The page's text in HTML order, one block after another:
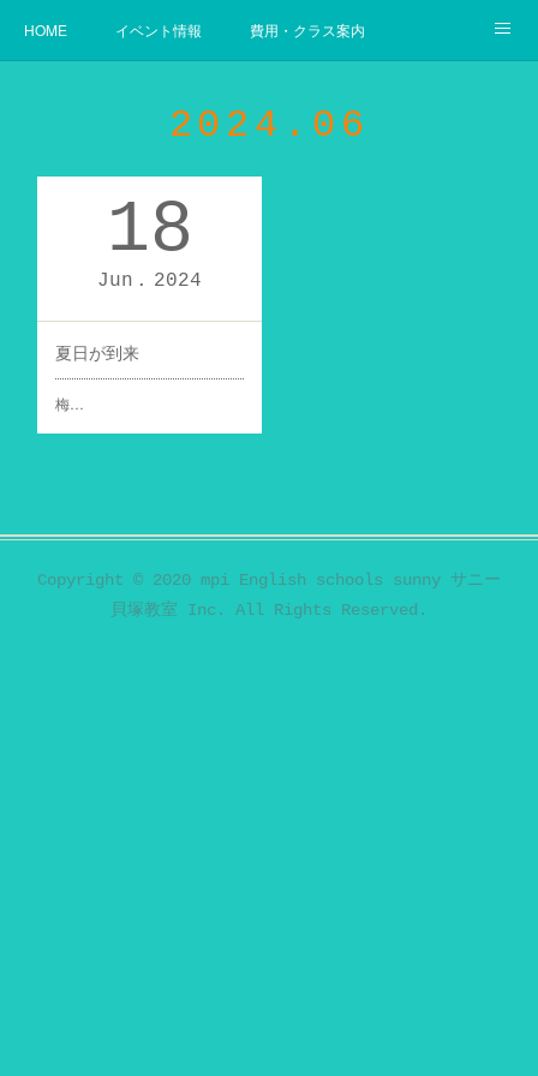
HOME イベント情報 費用・クラス案内
2024 . 06
18
Jun 2024
夏日が到来
梅…
Copyright © 2020 mpi English schools sunny サニー
貝塚教室 Inc. All Rights Reserved.